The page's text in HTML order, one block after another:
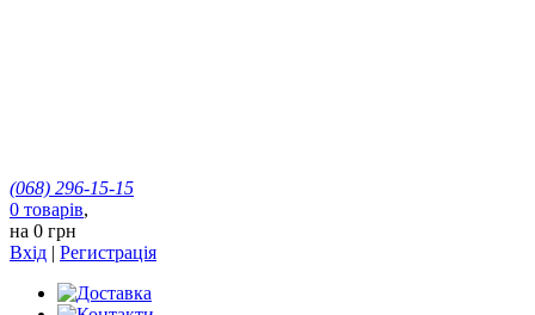
(068) 296-15-15
0 товарів,
на 0 грн
Вхід | Регистрація